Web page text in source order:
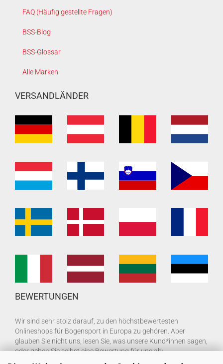
FAQ (Häufig gestellte Fragen)
BSS-Blog
BSS-Glossar
Alle Marken
VERSANDLÄNDER
BEWERTUNGEN
Wir sind sehr stolz darauf, zu den höchstbewertesten
Onlineshops für Bogensport in Europa zu gehören. Aber
glauben Sie nicht uns, lesen Sie, was unsere Kund*innen sagen,
oder geben Sie selbst eine Bewertung für uns ab: